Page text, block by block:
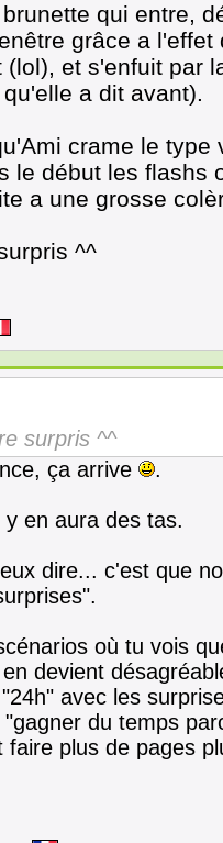
qui entre,
grâce a
et s'enfuit par
a dit avant).
crame le
le début les flashs
a une grosse
^^
surpris ^^
ça arrive
.
en aura des tas.
dire... c'est que
où tu vois
devient
avec les
du temps
faire plus de pages